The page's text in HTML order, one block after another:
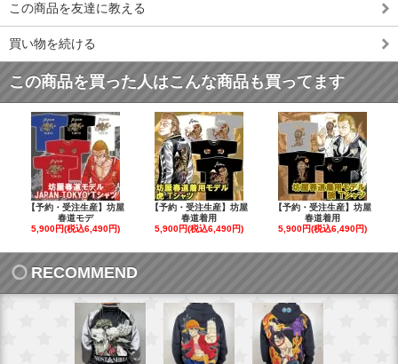
この商品を友達に教える
買い物を続ける
この商品を買った人はこんな商品も買ってます
【予約・受注生産】坊屋
春道モデ
5,900円(税込6,490円)
【予約・受注生産】坊屋
春道着用
5,900円(税込6,490円)
【予約・受注生産】坊屋
春道着用
5,900円(税込6,490円)
RECOMMEND